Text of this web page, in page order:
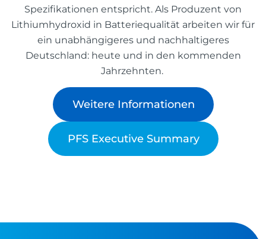
Spezifikationen entspricht. Als Produzent von
Lithiumhydroxid in Batteriequalität arbeiten wir für
ein unabhängigeres und nachhaltigeres
Deutschland: heute und in den kommenden
Jahrzehnten.
Weitere Informationen
PFS Executive Summary